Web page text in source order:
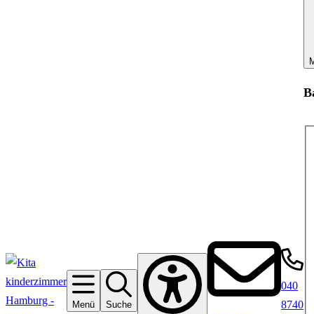
Menü
Suche
040
8740